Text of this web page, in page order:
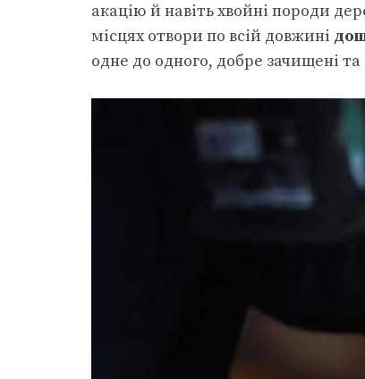
акацію й навіть хвойні породи
місцях отвори по всій довжині
одне до одного, добре зачищені